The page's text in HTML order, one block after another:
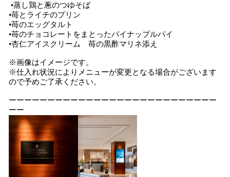
•蒸し鶏と蔥のつゆそば
•苺とライチのプリン
•苺のエッグタルト
•苺のチョコレートをまとったパイナップルパイ
•杏仁アイスクリーム 苺の黒酢マリネ添え
※画像はイメージです。
※仕入れ状況によりメニューが変更となる場合がございます
ので予めご了承ください。
ーーーーーーーーーーーーーーーーーーーーーーーーーーー
ーー